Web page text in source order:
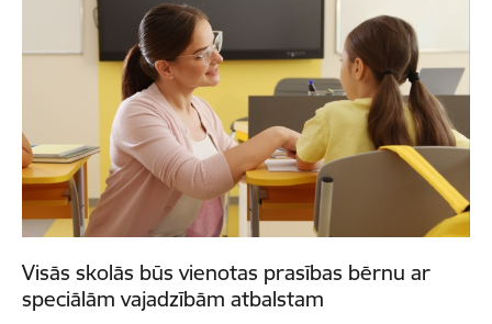
Visās skolās būs vienotas prasības bērnu ar
speciālām vajadzībām atbalstam